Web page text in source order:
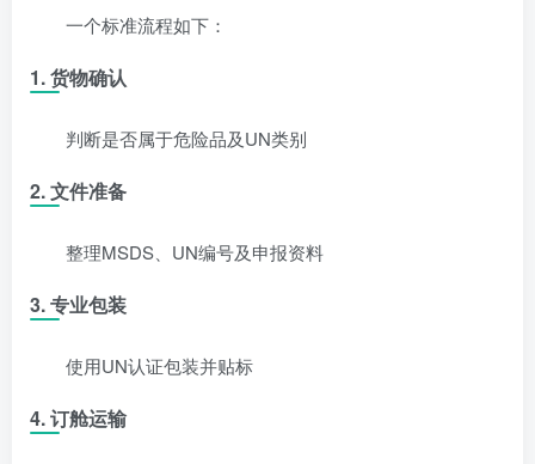
一个标准流程如下：
1. 货物确认
判断是否属于危险品及UN类别
2. 文件准备
整理MSDS、UN编号及申报资料
3. 专业包装
使用UN认证包装并贴标
4. 订舱运输